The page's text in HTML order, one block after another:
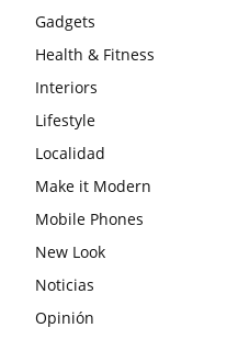
Gadgets
Health & Fitness
Interiors
Lifestyle
Localidad
Make it Modern
Mobile Phones
New Look
Noticias
Opinión